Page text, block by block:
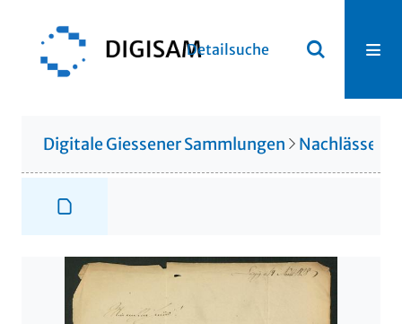
Detailsuche
Digitale Giessener Sammlungen Nachlässe